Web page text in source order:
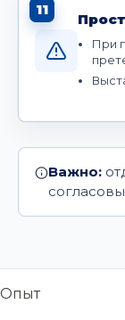
11
При
Важно:
Опыт